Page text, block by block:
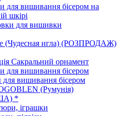
для вишивання бісером на
шкірі
для вишивки
(Чудесная игла) (РОЗПРОДАЖ)
Сакральний орнамент
для вишивання бісером
вишивання бісером
(Румунія)
*
іграшки